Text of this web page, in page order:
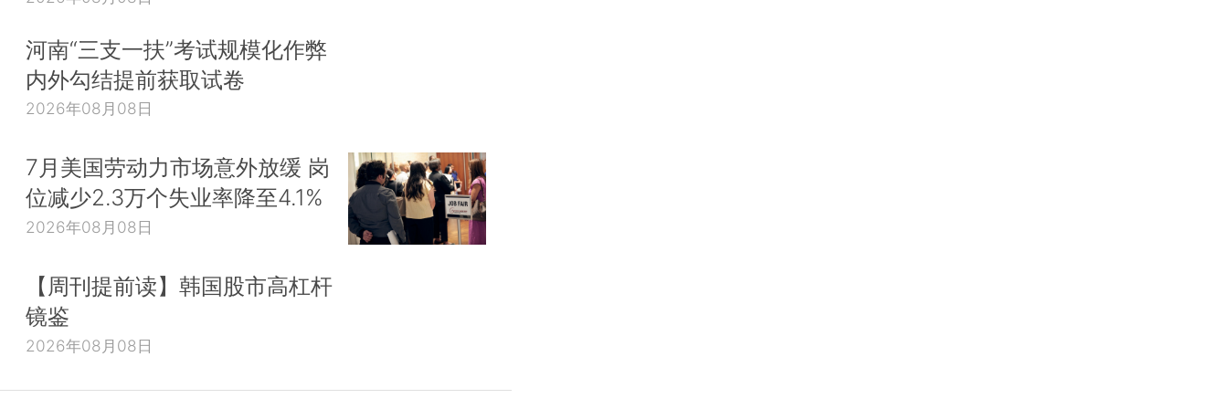
河南“三支一扶”考试规模化作弊
内外勾结提前获取试卷
2026年08月08日
7月美国劳动力市场意外放缓 岗
位减少2.3万个失业率降至4.1%
2026年08月08日
【周刊提前读】韩国股市高杠杆
镜鉴
2026年08月08日